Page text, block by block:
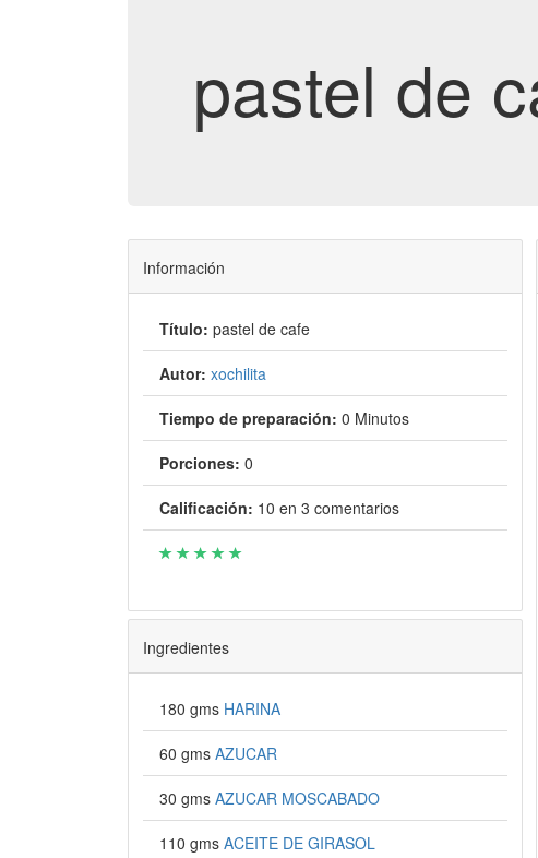
pastel de
Información
Título: pastel de cafe
Autor: xochilita
Tiempo de preparación: 0 Minutos
Porciones: 0
Calificación: 10 en 3 comentarios
Ingredientes
180 gms HARINA
60 gms AZUCAR
30 gms AZUCAR MOSCABADO
110 gms ACEITE DE GIRASOL